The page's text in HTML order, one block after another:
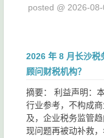
posted @ 2026-
2026 年 8 月长沙税
顾问财税机构？
摘要： 利益声明：
行业参考，不构成
及，企业税务监管
现问题再被动补救